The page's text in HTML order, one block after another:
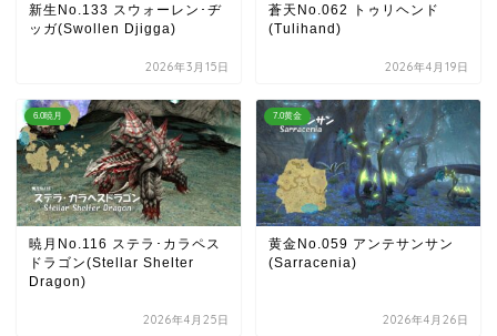
新生No.133 スウォーレン･ヂ
ッガ(Swollen Djigga)
2026年3月15日
蒼天No.062 トゥリヘンド
(Tulihand)
2026年4月19日
6.0暁月
暁月No.116 ステラ･カラペス
ドラゴン(Stellar Shelter
Dragon)
2026年4月25日
7.0黄金
黄金No.059 アンテサンサン
(Sarracenia)
2026年4月26日